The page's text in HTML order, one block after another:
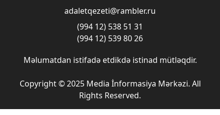
adaletqezeti@rambler.ru
(994 12) 538 51 31
(994 12) 539 80 26
Məlumatdan istifadə etdikdə istinad mütləqdir.
Copyright © 2025 Media İnformasiya Mərkəzi. All
Rights Reserved.